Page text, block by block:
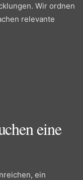
Wir ordnen
relevante
eine
ein